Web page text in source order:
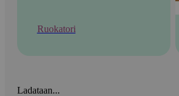
Ruokatori
Ladataan...